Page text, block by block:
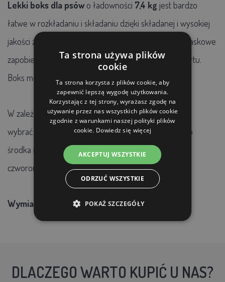
Lekki boks dla psów o ładowności 7,4 kg jest bardzo
łatwe w rozkładaniu i składaniu dzięki składanej i wysokiej
jakości żelaznej konstrukcji. Dodatkowe zapięcia zatrzaskowe
zapobiegają rozpadaniu się pudełka podczas transportu.
Boks można łatwo złożyć, aby zaoszczędzić miejsce.
W zależności od wielkości Twojego pupila, powinieneś
wybrać boks, aby Twój pies mógł stać i leżeć. Włóż do
środka miękką poduszkę (brak w zestawie), aby twój
czworonożny przyjaciel poczuł się komfortowo.
Wymiary: 76 x 46 x 53 cm
DLACZEGO WARTO KUPIĆ U NAS?
Ta strona używa plików
cookie
Ta strona korzysta z plików cookie, aby
zapewnić lepszą wygodę użytkowania.
Korzystając z tej strony, wyrażasz zgodę na
używanie przez nas wszystkich plików cookie
zgodnie z warunkami naszej polityki plików
cookie. Dowiedz się więcej
AKCEPTUJ WSZYSTKIE
ODRZUĆ WSZYSTKIE
POKAŻ SZCZEGÓŁY